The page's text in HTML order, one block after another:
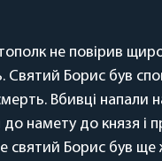
не повірив
Святий Борис був
Вбивці
намету до князя
святий Борис був